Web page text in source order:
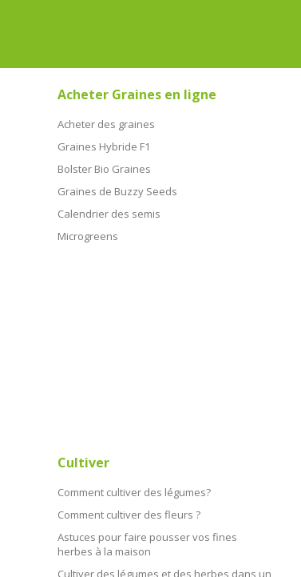
Acheter Graines en ligne
Acheter des graines
Graines Hybride F1
Bolster Bio Graines
Graines de Buzzy Seeds
Calendrier des semis
Microgreens
Cultiver
Comment cultiver des légumes?
Comment cultiver des fleurs ?
Astuces pour faire pousser vos fines
herbes à la maison
Cultiver des légumes et des herbes dans un